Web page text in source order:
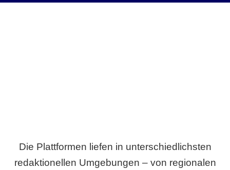
Die Plattformen liefen in unterschiedlichsten
redaktionellen Umgebungen – von regionalen